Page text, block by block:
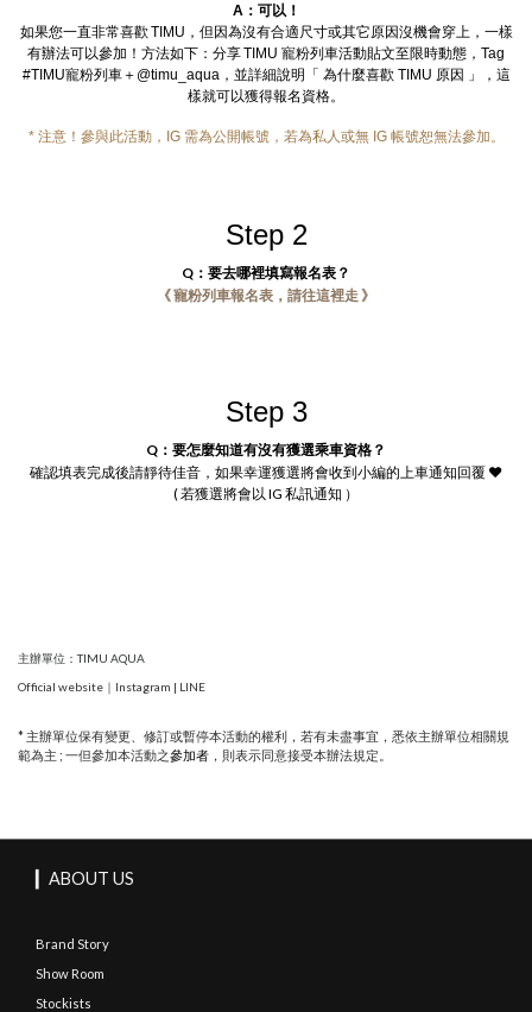
A：可以！
如果您一直非常喜歡TIMU ，但因為沒有合適尺寸或其它原因沒機會穿上，一樣
有辦法可以參加！方法如下：分享TIMU 寵粉列車活動貼文至限時動態， Tag
#TIMU寵粉列車＋@timu_aqua，並詳細說明「 為什麼喜歡 TIMU 原因 」，這
樣就可以獲得報名資格。
* 注意！參與此活動，IG 需為公開帳號，若為私人或無 IG 帳號恕無法參加。
Step 2
Q：要去哪裡填寫報名表？
《 寵粉列車報名表，請往這裡走 》
Step 3
Q：要怎麼知道有沒有獲選乘車資格？
確認填表完成後請靜待佳音，如果幸運獲選將會收到小編的上車通知回覆 ❤️
( 若獲選將會以 IG 私訊通知 ）
主辦單位：TIMU AQUA
Official website ｜ Instagram | LINE
* 主辦單位保有變更、修訂或暫停本活動的權利，若有未盡事宜，悉依主辦單位相關規
範為主 ; 一但參加本活動之參加者 ，則表示同意接受本辦法規定。
▎ABOUT US
Brand Story
Show Room
Stockists